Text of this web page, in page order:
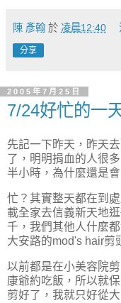
陳 彥翰 於 凌晨12:40
分享
2005年7月25日
7/24好忙的一
先記一下昨天，昨天
了，明明捐血的人很
半小時，為什麼還是
忙？其實整天都在到
載全家去信義新天地
千，我們其他人什麼
大安路的mod's hair剪
以前都是在小美容院
康爺約吃飯，所以就
剪好了，我就只好從